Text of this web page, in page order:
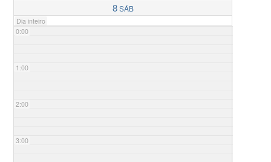
8SÁB
Dia inteiro
0:00
1:00
2:00
3:00